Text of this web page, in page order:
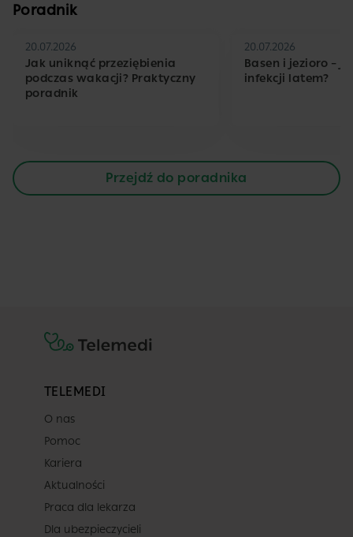
Poradnik
20.07.2026
Jak uniknąć przeziębienia
podczas wakacji? Praktyczny
poradnik
20.07.2026
Basen i jezioro –
infekcji latem?
Przejdź do poradnika
TELEMEDI
O nas
Pomoc
Kariera
Aktualności
Praca dla lekarza
Dla ubezpieczycieli